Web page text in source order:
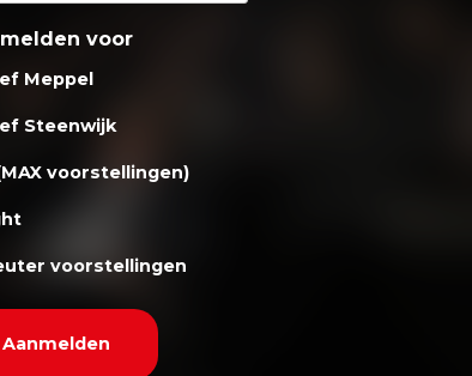
voor
Meppel
Steenwijk
voorstellingen)
voorstellingen